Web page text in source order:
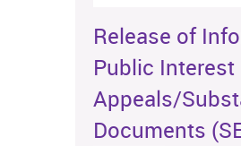
Release of
Public Interest
Appeals/
Documents